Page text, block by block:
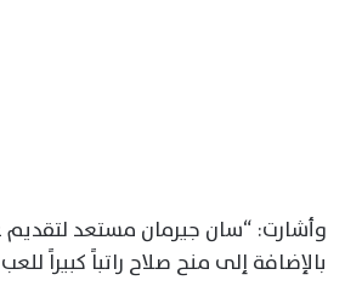
وأشارت: “سان جيرمان مستعد
بالإضافة إلى منح صلاح راتباً كبيراً